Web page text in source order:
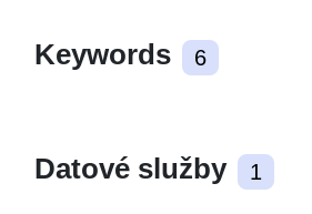
Keywords 6
Datové služby 1